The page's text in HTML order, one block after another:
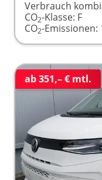
Verbrauch
CO2-Klasse: F
CO2-Emissionen:
ab 351,– € mtl.